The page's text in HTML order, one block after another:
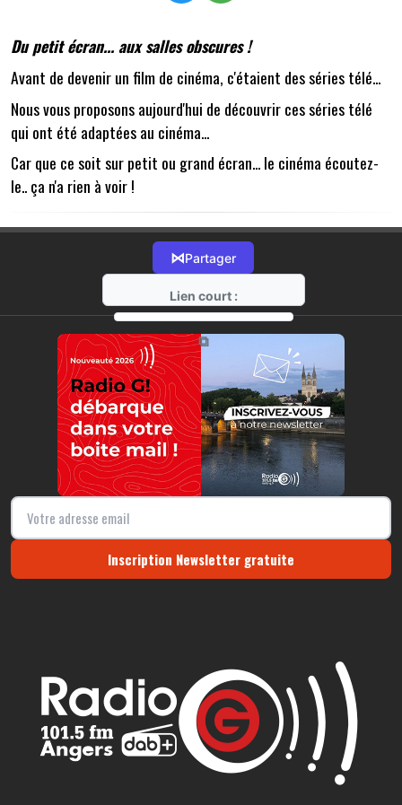
Du petit écran... aux salles obscures !
Avant de devenir un film de cinéma, c'étaient des séries télé...
Nous vous proposons aujourd'hui de découvrir ces séries télé
qui ont été adaptées au cinéma...
Car que ce soit sur petit ou grand écran... le cinéma écoutez-
le.. ça n'a rien à voir !
⋈Partager
Lien court :
https://radio-g.fr?11614
⧉
Inscription Newsletter gratuite